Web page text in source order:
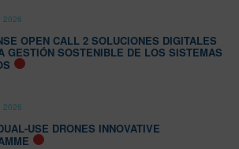
2026
OPEN CALL 2 SOLUCIONES DIGITALES
GESTIÓN SOSTENIBLE DE LOS SISTEMAS
2026
USE DRONES INNOVATIVE